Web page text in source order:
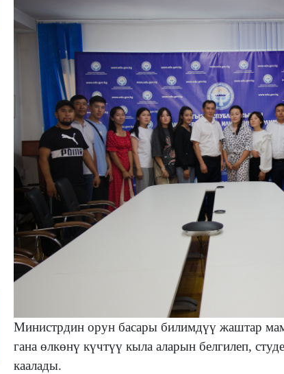
Министрдин орун басары билимдүү жаштар
гана өлкөнү күчтүү кыла аларын белгилеп,
каалады.